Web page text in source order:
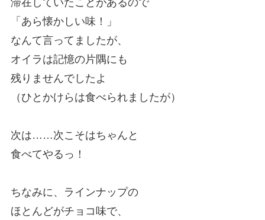
「あら懐かしい味！」
なんて言ってましたが、
オイラは記憶の片隅にも
残りませんでしたよ
（ひとかけらは食べられましたが）
次は……次こそはちゃんと
食べてやるっ！
ちなみに、ラインナップの
ほとんどがチョコ味で、